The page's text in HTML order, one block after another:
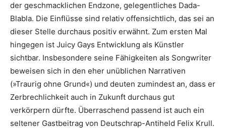
der geschmacklichen Endzone, gelegentliches Dada-
Blabla. Die Einflüsse sind relativ offensichtlich, das sei an
dieser Stelle durchaus positiv erwähnt. Zum ersten Mal
hingegen ist Juicy Gays Entwicklung als Künstler
sichtbar. Insbesondere seine Fähigkeiten als Songwriter
beweisen sich in den eher unüblichen Narrativen
(»Traurig ohne Grund«) und deuten zumindest an, dass er
Zerbrechlichkeit auch in Zukunft durchaus gut
verkörpern dürfte. Überraschend passend ist auch ein
seltener Gastbeitrag von Deutschrap-Antiheld Felix Krull.